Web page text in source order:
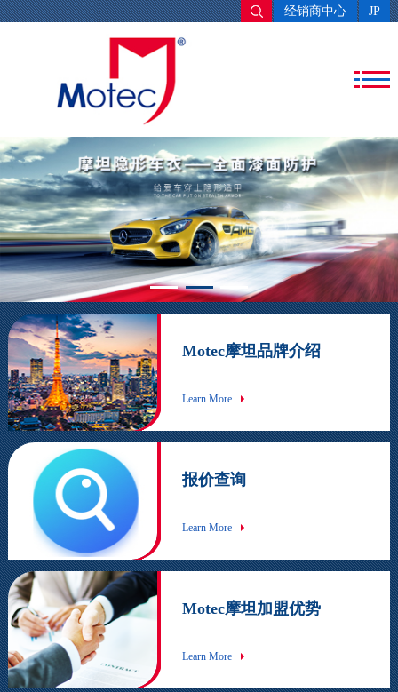
JP
经销商中心
Motec摩坦品牌介绍
Learn More
报价查询
Learn More
Motec摩坦加盟优势
Learn More